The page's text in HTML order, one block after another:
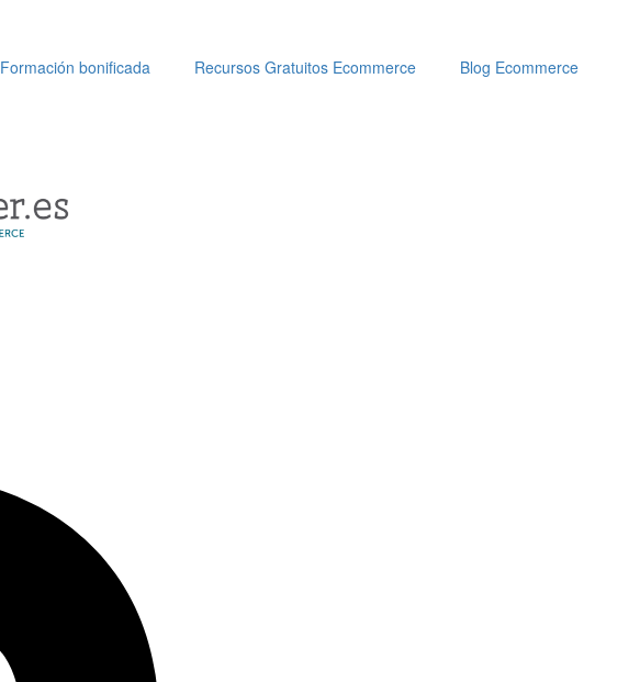
Formación bonificada Recursos Gratuitos Ecommerce Blog Ecommerce